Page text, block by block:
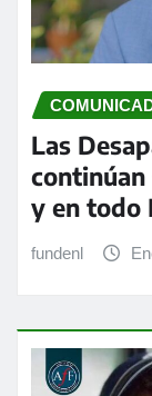
Las
continúan
y en todo
fundenl